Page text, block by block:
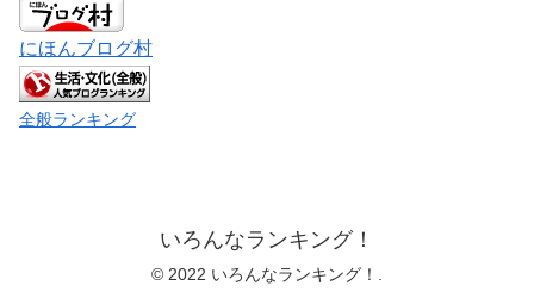
にほんブログ村
全般ランキング
いろんなランキング！
© 2022 いろんなランキング！.